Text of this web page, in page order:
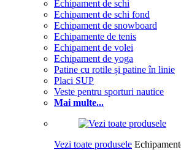
Echipament de schi
Echipament de schi fond
Echipament de snowboard
Echipamente de tenis
Echipament de volei
Echipament de yoga
Patine cu rotile și patine în linie
Placi SUP
Veste pentru sporturi nautice
Mai multe...
Vezi toate produsele